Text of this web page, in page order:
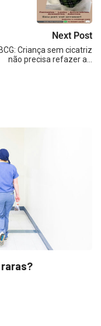
Next Post
Criança sem cicatriz
não precisa refazer a…
raras?